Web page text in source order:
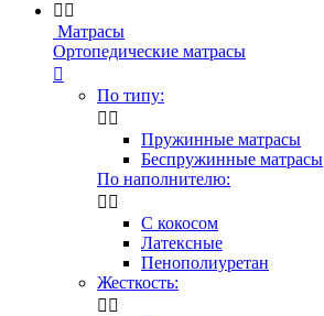
 
Матрасы
Ортопедические матрасы

По типу:
 
Пружинные матрасы
Беспружинные матрасы
По наполнителю:
 
С кокосом
Латексные
Пенополиуретан
Жесткость:
 